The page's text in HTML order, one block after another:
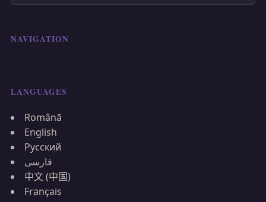
NAVIGATION
LANGUAGES
Română
English
Русский
فارسی
中文 (中国)
Français